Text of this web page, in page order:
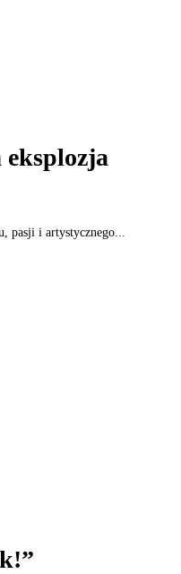
eksplozja
pasji i artystycznego...